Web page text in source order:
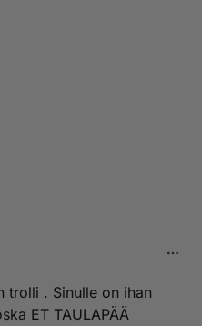
trolli . Sinulle on ihan
ET TAULAPÄÄ